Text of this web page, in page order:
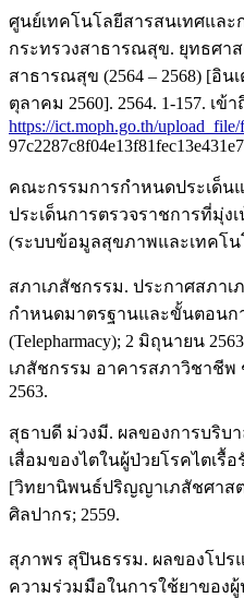
ศูนย์เทคโนโลยีสารสนเทศแล
กระทรวงสาธารณสุข. ยุทธศา
สาธารณสุข (2564 – 2568) [อินเ
ตุลาคม 2560]. 2564. 1-157. เข้
https://ict.moph.go.th/upload_file/
คณะกรรมการกำหนดประเด็น
ประเด็นการตรวจราชการที่มุ่งเ
(ระบบข้อมูลสุขภาพและเทคโน
สภาเภสัชกรรม. ประกาศสภาเ
กำหนดมาตรฐานและขั้นตอนก
(Telepharmacy); 2 มิถุนายน
เภสัชกรรม อาคารสภาวิชาชีพ
2563.
สุธาบดี ม่วงมี. ผลของการบริบ
เสื่อมของไตในผู้ป่วยโรคไตเรื้
[วิทยานิพนธ์ปริญญาเภสัชศาส
ศิลปากร; 2559.
สุภาพร สุปินธรรม. ผลของโปร
ความร่วมมือในการใช้ยาของผู้